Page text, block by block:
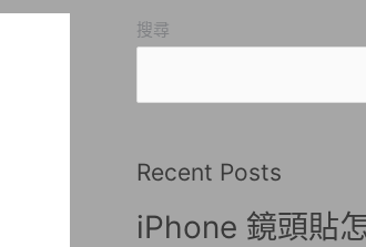
搜尋
Recent Posts
iPhone 鏡頭貼